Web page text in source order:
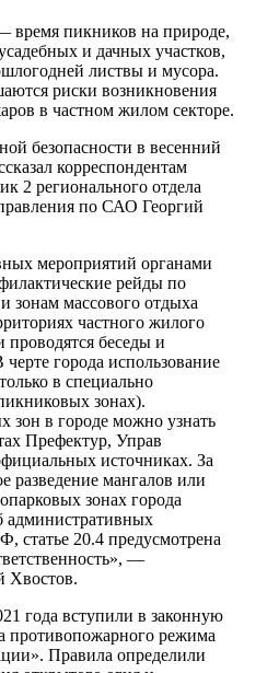
время пикников на природе,
и дачных участков,
листвы и мусора.
риски возникновения
в частном жилом секторе.
безопасности в весенний
корреспондентам
2 регионального отдела
по САО Георгий
мероприятий органами
рейды по
зонам массового отдыха
частного жилого
проводятся беседы и
города использование
в специально
зонах).
зон в городе можно узнать
Префектур, Управ
источниках. За
разведение мангалов или
зонах города
административных
статье 20.4 предусмотрена
—
Хвостов.
года вступили в законную
противопожарного режима
Правила определили